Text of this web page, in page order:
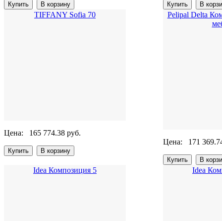
TIFFANY Sofia 70
Цена: 165 774.38 руб.
Pelipal Delta
Цена: 171
Idea Композиция 5 Idea